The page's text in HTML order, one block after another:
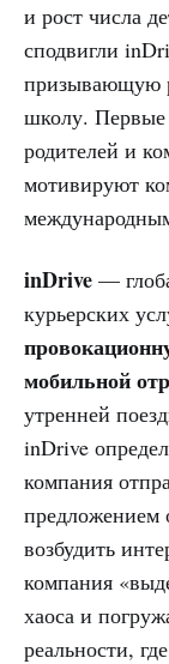
и рост числа
сподвигли
призывающую
школу.
родителей и
мотивируют
inDrive —
курьерских
мобильной
утренней
inDrive
компания
предложением
возбудить
компания
хаоса и
реальности,